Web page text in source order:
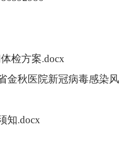
检方案.docx
金秋医院新冠病毒感染风
知.docx